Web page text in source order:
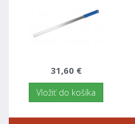
31,60 €
Vložiť do košíka